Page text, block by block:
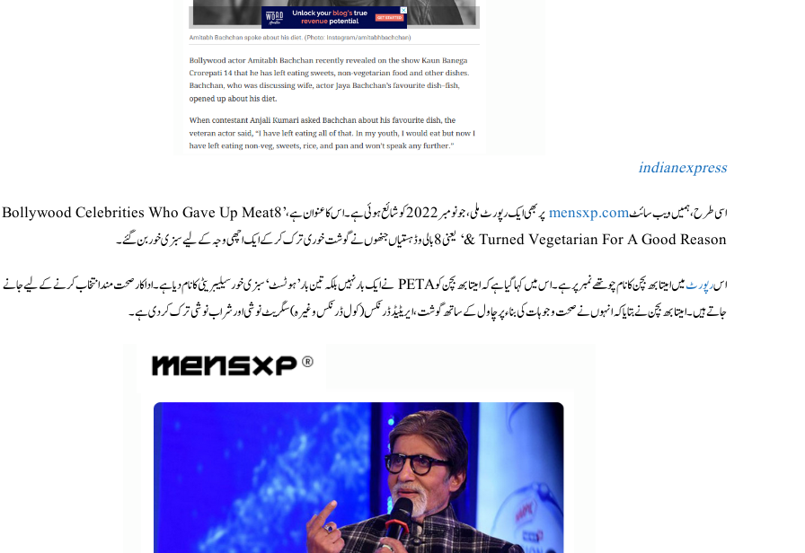
indianexpress
اسی طرح، ہمیں ویب سائٹmensxp.com
پر بھی ایک رپورٹ ملی، جو نومبر 2022 کو شائع ہوئی ہے۔ اس کا عنوان ہے،’8 Bollywood Celebrities Who Gave Up Meat
& Turned Vegetarian For A Good Reason‘ یعنی 8 بالی وڈ ہستیاں جنھوں نے گوشت خوری ترک کرکے ایک اچھی وجہ کے لیے سبزی خور بن گئے۔
اسرپورٹ
میں امیتابھ بچن کا نام چوتھے نمبر پر ہے۔ اس میں کہا گیا ہے کہ امیتابھ بچن کو PETA نے ایک بار نہیں بلکہ تین بار ’ہوٹسٹ‘ سبزی خور سیلیبریٹی کا نام دیا ہے۔ اداکار صحت مند انتخاب کرنے کے لیے جانے
جاتے ہیں۔ امیتابھ بچن نے بتایا کہ انہوں نے صحت وجوہات کی بناء پر چاول کے ساتھ گوشت، ایریٹیڈ ڈرنکس (کول ڈرنکس وغیرہ) سگریٹ نوشی اور شراب نوشی ترک کردی ہے۔